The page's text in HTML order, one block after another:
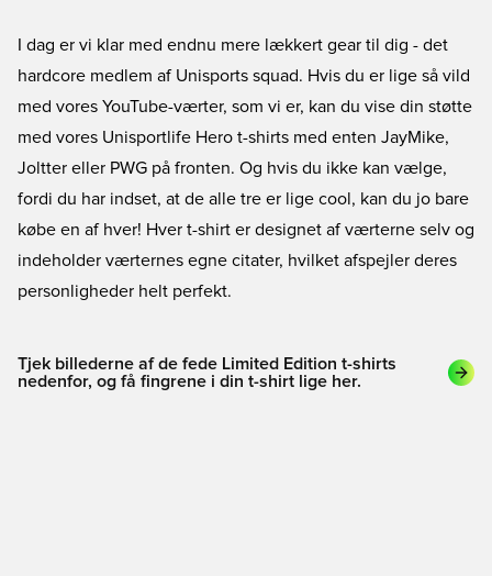
I dag er vi klar med endnu mere lækkert gear til dig - det
hardcore medlem af Unisports squad. Hvis du er lige så vild
med vores YouTube-værter, som vi er, kan du vise din støtte
med vores Unisportlife Hero t-shirts med enten JayMike,
Joltter eller PWG på fronten. Og hvis du ikke kan vælge,
fordi du har indset, at de alle tre er lige cool, kan du jo bare
købe en af hver! Hver t-shirt er designet af værterne selv og
indeholder værternes egne citater, hvilket afspejler deres
personligheder helt perfekt.
Tjek billederne af de fede Limited Edition t-shirts
nedenfor, og få fingrene i din t-shirt lige her.